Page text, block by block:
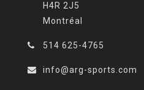
H4R 2J5
Montréal
514 625-4765
info@arg-sports.com